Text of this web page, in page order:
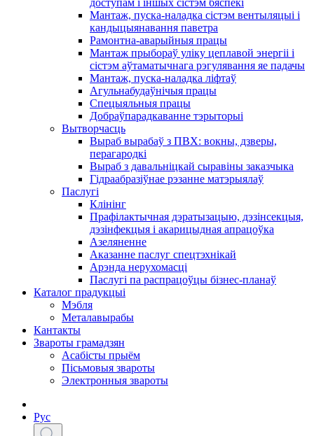
доступам і іншых сістэм бяспекі
Мантаж, пуска-наладка сістэм вентыляцыі і
кандыцыянавання паветра
Рамонтна-аварыйныя працы
Мантаж прыбораў уліку цеплавой энергіі і
сістэм аўтаматычнага рэгулявання яе падачы
Мантаж, пуска-наладка ліфтаў
Агульнабудаўнічыя працы
Спецыяльныя працы
Добраўпарадкаванне тэрыторыі
Вытворчасць
Выраб вырабаў з ПВХ: вокны, дзверы,
перагародкі
Выраб з давальніцкай сыравіны заказчыка
Гідраабразіўнае рэзанне матэрыялаў
Паслугі
Клінінг
Прафілактычная дэратызацыю, дэзiнсекцыя,
дэзінфекцыя і акарицыдная апрацоўка
Азеляненне
Аказанне паслуг спецтэхнікай
Арэнда нерухомасці
Паслугі па распрацоўцы бізнес-планаў
Каталог прадукцыі
Мэбля
Металавырабы
Кантакты
Звароты грамадзян
Асабісты прыём
Пісьмовыя звароты
Электронныя звароты
Рус